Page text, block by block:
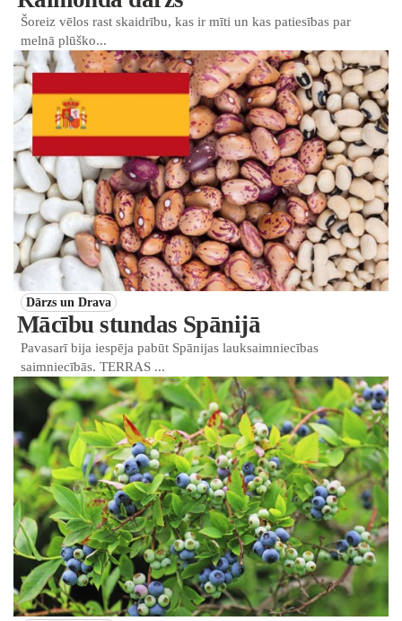
Šoreiz vēlos rast skaidrību, kas ir mīti un kas patiesības par
melnā plūško...
Dārzs un Drava
Mācību stundas Spānijā
Pavasarī bija iespēja pabūt Spānijas lauksaimniecības
saimniecībās. TERRAS ...